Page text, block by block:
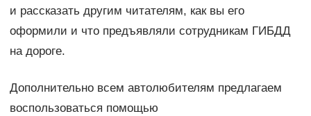
и рассказать другим читателям, как вы его
оформили и что предъявляли сотрудникам ГИБДД
на дороге.
Дополнительно всем автолюбителям предлагаем
воспользоваться помощью